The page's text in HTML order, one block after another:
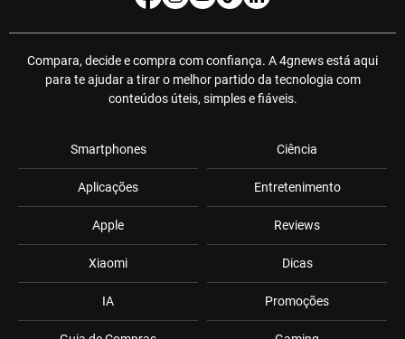
Compara, decide e compra com confiança. A 4gnews está aqui
para te ajudar a tirar o melhor partido da tecnologia com
conteúdos úteis, simples e fiáveis.
Smartphones
Aplicações
Apple
Xiaomi
IA
Ciência
Entretenimento
Reviews
Dicas
Promoções